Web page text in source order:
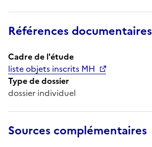
Références documentaires
Cadre de l'étude
liste objets inscrits MH
Type de dossier
dossier individuel
Sources complémentaires